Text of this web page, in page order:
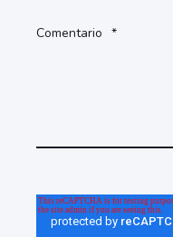
Comentario *